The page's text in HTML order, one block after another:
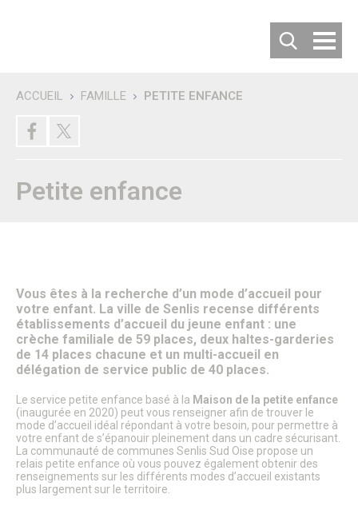
Le Comité de Jumelage
Les 50 ans du Jumelage avec Langenfeld
Où séjourner à Senlis ?
Office de tourisme
Vous êtes un nouvel habitant
Patrimoine & Histoire
Senlis, son histoire
Patrimoine architectural
Pays d’Art & d’Histoire
Les journées Européennes du Patrimoine
Le Sentier des Faubourgs de Senlis
Senlis, ville de Cinéma – Infos pratiques
Fonds de dotation
Senlis, ville connectée
Senlis sur internet et sur les réseaux sociaux
Application officielle de la ville
ACCUEIL FAMILLE PETITE ENFANCE
Petite enfance
Vous êtes à la recherche d’un mode d’accueil pour
votre enfant. La ville de Senlis recense différents
établissements d’accueil du jeune enfant : une
crèche familiale de 59 places, deux haltes-garderies
de 14 places chacune et un multi-accueil en
délégation de service public de 40 places.
Le service petite enfance basé à la Maison de la petite enfance
(inaugurée en 2020) peut vous renseigner afin de trouver le
mode d’accueil idéal répondant à votre besoin, pour permettre à
votre enfant de s’épanouir pleinement dans un cadre sécurisant.
La communauté de communes Senlis Sud Oise propose un
relais petite enfance où vous pouvez également obtenir des
renseignements sur les différents modes d’accueil existants
plus largement sur le territoire.